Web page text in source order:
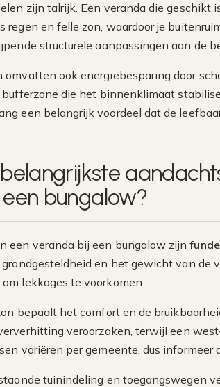
zijn talrijk. Een veranda die geschikt
regen en felle zon, waardoor je
structurele aanpassingen aan de
omvatten ook energiebesparing door
die het binnenklimaat
een belangrijk voordeel dat de
bungalow?
een veranda bij een bungalow zijn
en het gewicht van de
lekkages te voorkomen.
bepaalt het comfort en de
veroorzaken, terwijl een
variëren per gemeente, dus
tuinindeling en toegangswegen